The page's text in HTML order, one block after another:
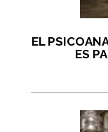
EL
ES